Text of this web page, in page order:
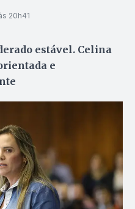
20h41
estável. Celina
e